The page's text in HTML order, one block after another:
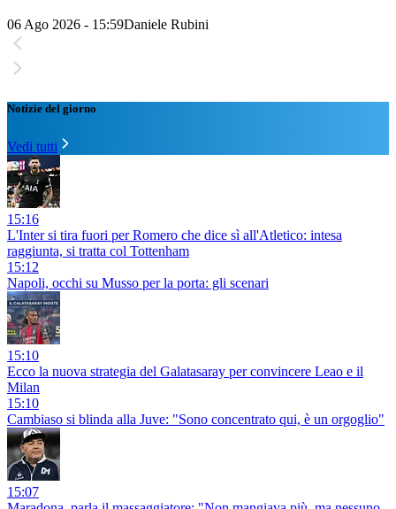
06 Ago 2026 - 15:59Daniele Rubini
Notizie del giorno
Vedi tutti
15:16
L'Inter si tira fuori per Romero che dice sì all'Atletico: intesa
raggiunta, si tratta col Tottenham
15:12
Napoli, occhi su Musso per la porta: gli scenari
15:10
Ecco la nuova strategia del Galatasaray per convincere Leao e il
Milan
15:10
Cambiaso si blinda alla Juve: "Sono concentrato qui, è un orgoglio"
15:07